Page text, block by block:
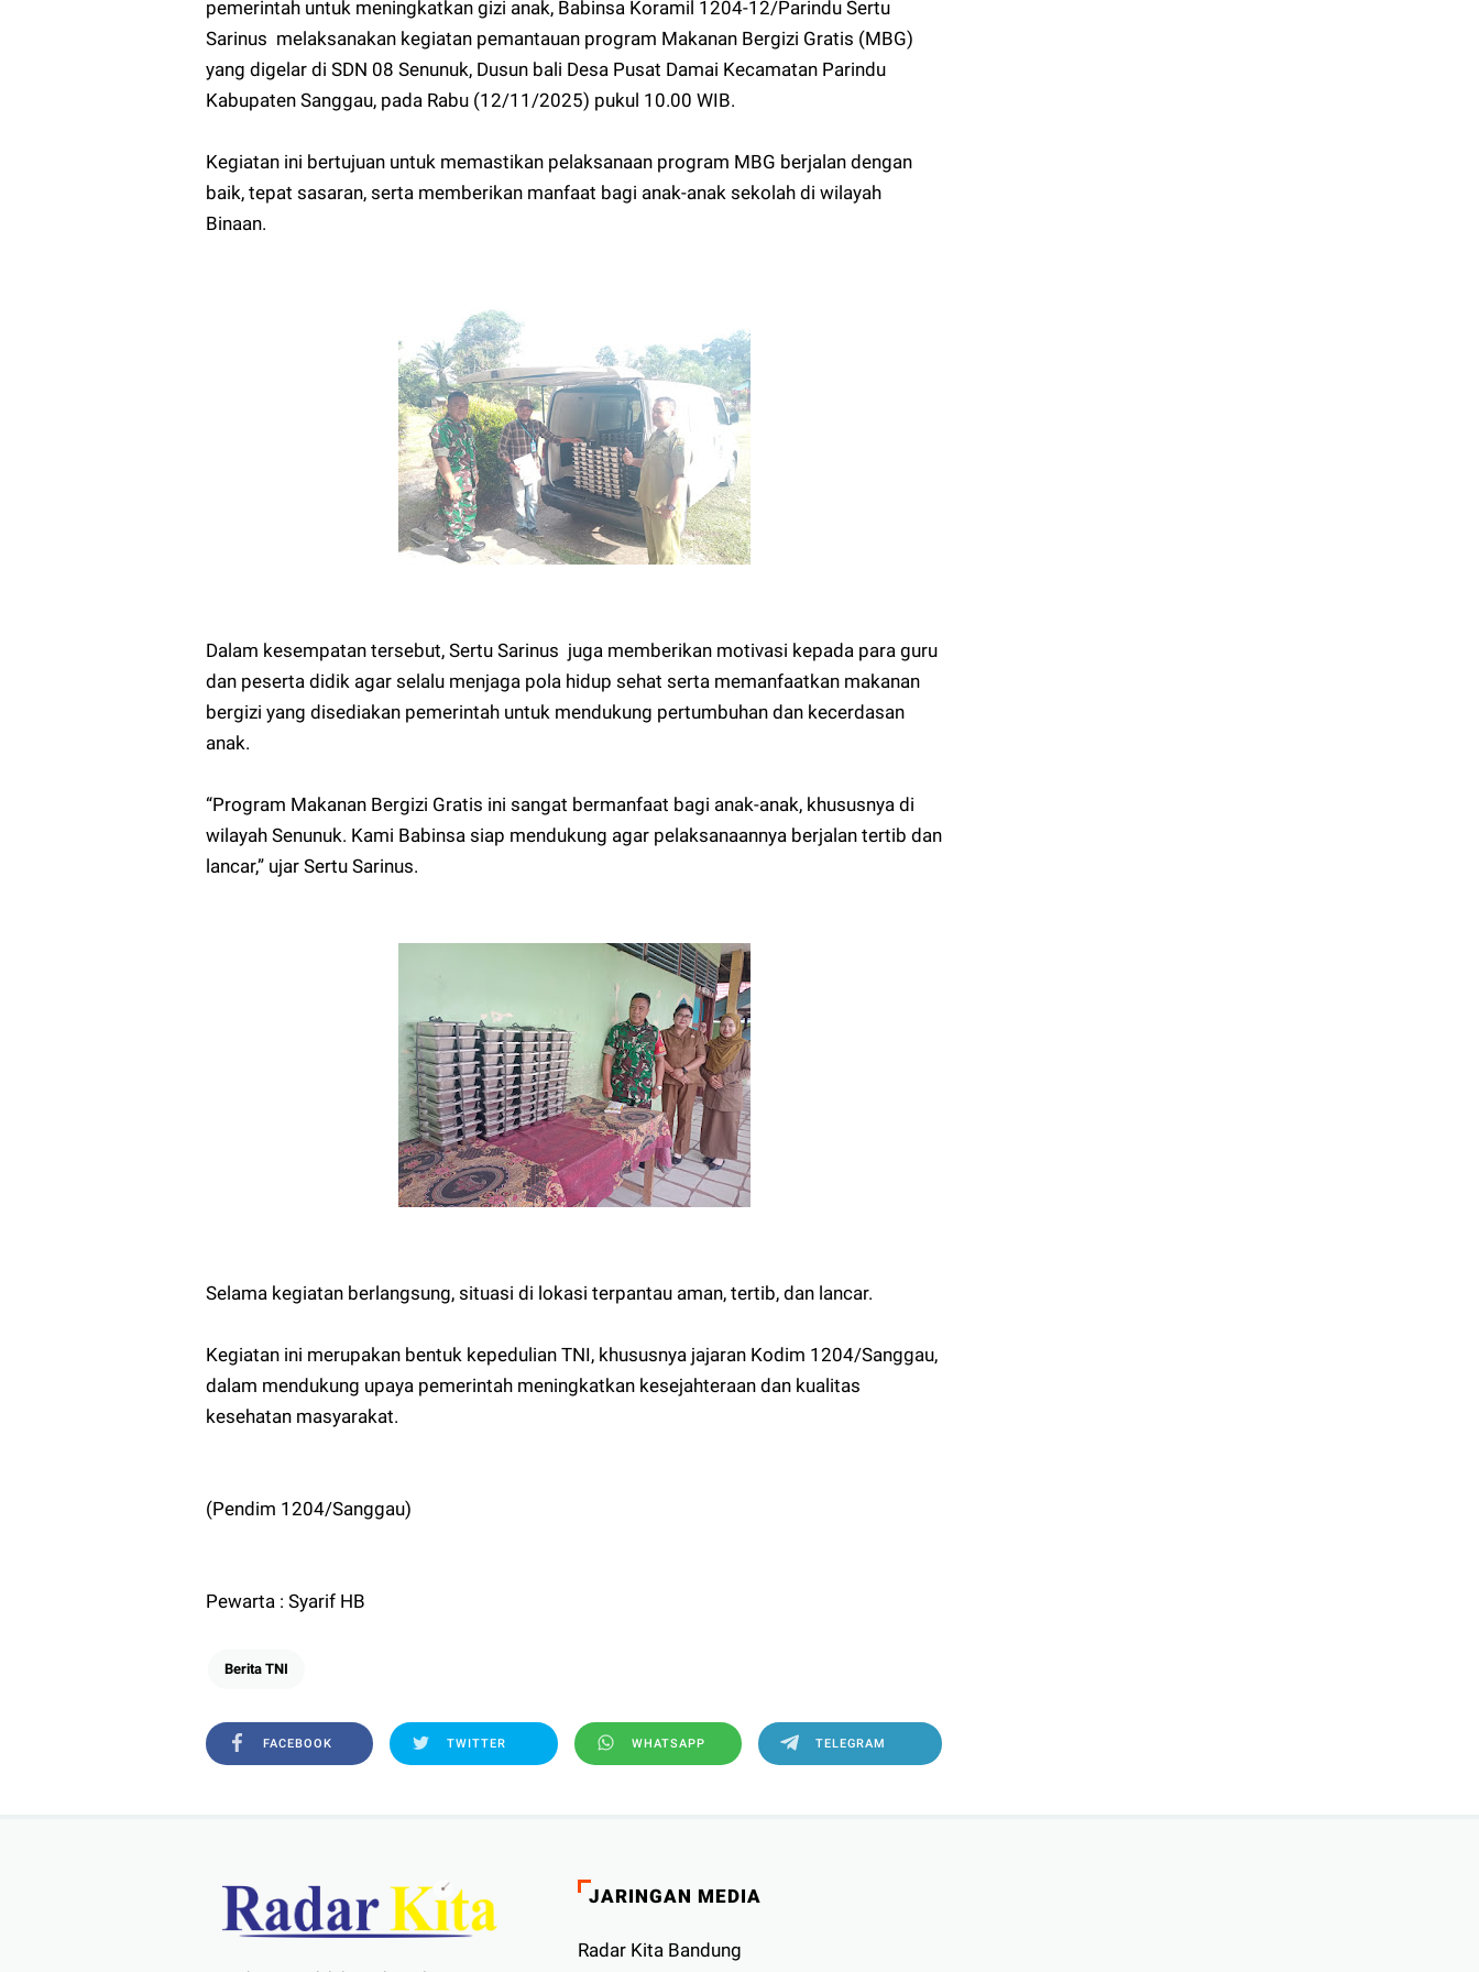
pemerintah untuk meningkatkan gizi anak, Babinsa Koramil 1204-12/Parindu Sertu
Sarinus melaksanakan kegiatan pemantauan program Makanan Bergizi Gratis (MBG)
yang digelar di SDN 08 Senunuk, Dusun bali Desa Pusat Damai Kecamatan Parindu
Kabupaten Sanggau, pada Rabu (12/11/2025) pukul 10.00 WIB.
‎Kegiatan ini bertujuan untuk memastikan pelaksanaan program MBG berjalan dengan
baik, tepat sasaran, serta memberikan manfaat bagi anak-anak sekolah di wilayah
Binaan.
‎Dalam kesempatan tersebut, Sertu Sarinus juga memberikan motivasi kepada para guru
dan peserta didik agar selalu menjaga pola hidup sehat serta memanfaatkan makanan
bergizi yang disediakan pemerintah untuk mendukung pertumbuhan dan kecerdasan
anak.
‎“Program Makanan Bergizi Gratis ini sangat bermanfaat bagi anak-anak, khususnya di
wilayah Senunuk. Kami Babinsa siap mendukung agar pelaksanaannya berjalan tertib dan
lancar,” ujar Sertu Sarinus.
‎Selama kegiatan berlangsung, situasi di lokasi terpantau aman, tertib, dan lancar.
‎Kegiatan ini merupakan bentuk kepedulian TNI, khususnya jajaran Kodim 1204/Sanggau,
dalam mendukung upaya pemerintah meningkatkan kesejahteraan dan kualitas
kesehatan masyarakat.
‎(Pendim 1204/Sanggau)
Pewarta : Syarif HB
Berita TNI
FACEBOOK TWITTER WHATSAPP TELEGRAM
JARINGAN MEDIA
Radar Kita Bandung